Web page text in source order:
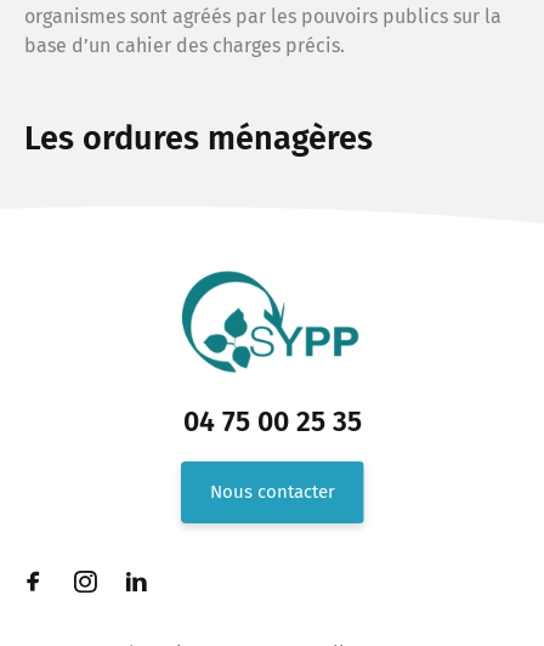
organismes sont agréés par les pouvoirs publics sur la
base d’un cahier des charges précis.
Les ordures ménagères
04 75 00 25 35
Nous contacter